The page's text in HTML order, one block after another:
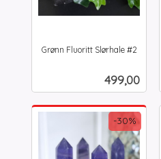
Grønn Fluoritt Slørhale #2
Pris
499,00
-30%